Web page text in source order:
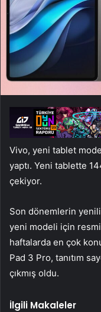
Vivo, yeni tablet
yaptı. Yeni tablette
çekiyor.
Son dönemlerin
yeni modeli için
haftalarda en çok
Pad 3 Pro, tanıtım
çıkmış oldu.
İlgili Makaleler